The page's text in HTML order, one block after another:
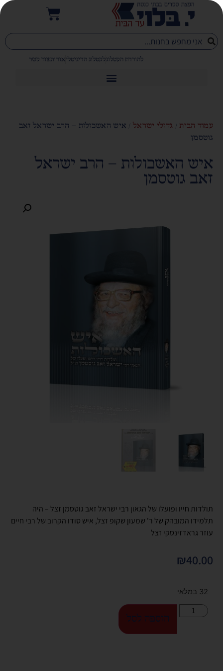
להורדת הקטלוגלקטלוג הדיגיטליאודותצור קשר
עמוד הבית/ גדולי ישראל / איש האשכולות – הרב ישראל זאב
גוטסמן
איש האשכולות – הרב ישראל
זאב גוטסמן
תולדות חייו ופועלו של הגאון רבי ישראל זאב גוטסמן זצל – היה
תלמידו המובהק של ר' שמעון שקופ זצל, איש סודו הקרוב של רבי חיים
עוזר גראדזינסקי זצל
₪40.00
32 במלאי
הוספה לסל